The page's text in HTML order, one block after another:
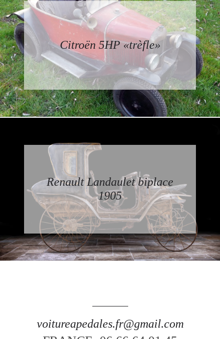
Citroën 5HP «trèfle»
Renault Landaulet biplace
1905
voitureapedales.fr@gmail.com